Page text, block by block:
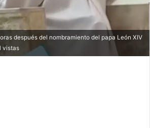
después del nombramiento del papa León XIV
vistas